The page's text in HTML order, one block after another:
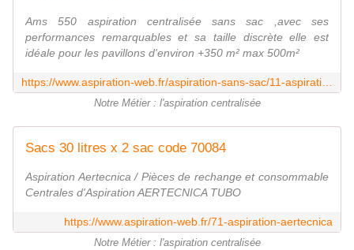
Ams 550 aspiration centralisée sans sac ,avec ses
performances remarquables et sa taille discrète elle est
idéale pour les pavillons d'environ +350 m² max 500m²
Notre Métier : l'aspiration centralisée
Sacs 30 litres x 2 sac code 70084
Aspiration Aertecnica / Pièces de rechange et consommable
Centrales d'Aspiration AERTECNICA TUBO
https://www.aspiration-web.fr/71-aspiration-aertecnica
Notre Métier : l'aspiration centralisée